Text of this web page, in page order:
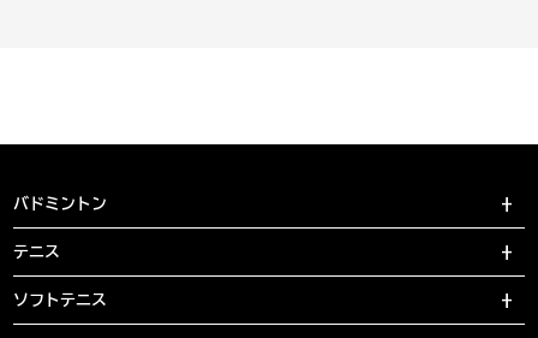
バドミントン
テニス
ソフトテニス